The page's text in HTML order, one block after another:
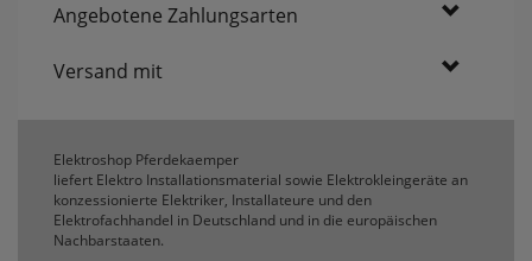
Angebotene Zahlungsarten
Versand mit
Elektroshop Pferdekaemper
liefert Elektro Installationsmaterial sowie Elektrokleingeräte an
konzessionierte Elektriker, Installateure und den
Elektrofachhandel in Deutschland und in die europäischen
Nachbarstaaten.